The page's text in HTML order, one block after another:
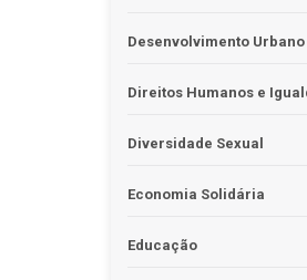
Desenvolvimento
Direitos Humanos e
Diversidade Sexual
Economia Solidária
Educação